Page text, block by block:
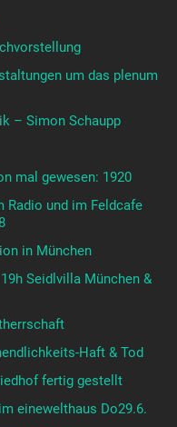
um das plenum
– Simon Schaupp
mal gewesen: 1920
Radio und im Feldcafe
in München
Seidlvilla München &
Haft & Tod
fertig gestellt
einewelthaus Do29.6.